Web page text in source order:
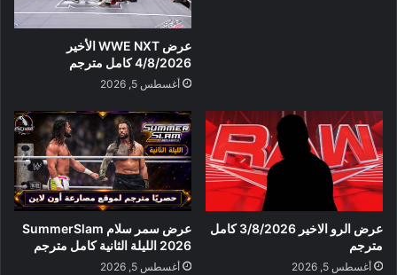
عرض WWE NXT الأخير
4/8/2026 كامل مترجم
أغسطس 5, 2026
عرض الرو الاخير 3/8/2026 كامل
مترجم
أغسطس 5, 2026
عرض سمر سلام SummerSlam
2026 الليلة الثانية كامل مترجم
أغسطس 5, 2026